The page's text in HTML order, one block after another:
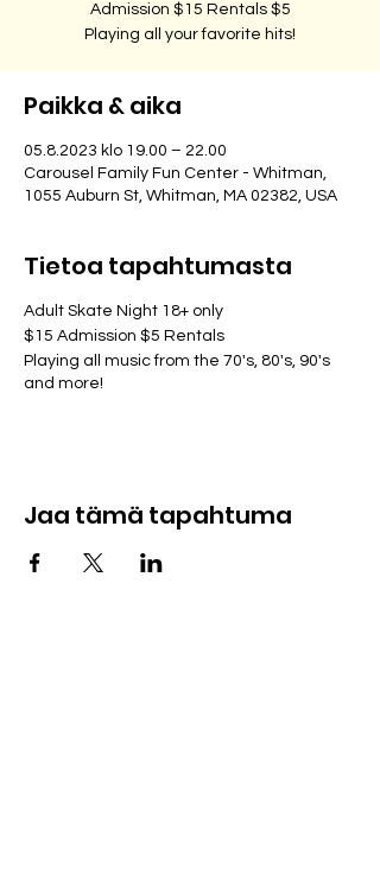
Admission $15 Rentals $5
Playing all your favorite hits!
Paikka & aika
05.8.2023 klo 19.00 – 22.00
Carousel Family Fun Center - Whitman,
1055 Auburn St, Whitman, MA 02382, USA
Tietoa tapahtumasta
Adult Skate Night 18+ only
$15 Admission $5 Rentals
Playing all music from the 70's, 80's, 90's
and more!
Jaa tämä tapahtuma